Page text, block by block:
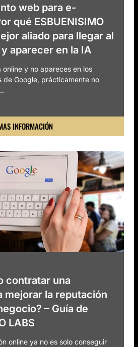
web para e-
qué ESBUENISIMO
aliado para llegar al
aparecer en la IA
online y no apareces en los
de Google, prácticamente no
INFORMACIÓN
contratar una
mejorar la reputación
– Guía de
LABS
online ya no es solo conseguir